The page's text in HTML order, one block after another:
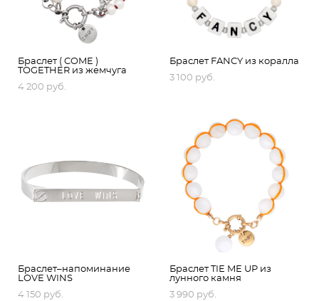
Браслет ( COME )
TOGETHER из жемчуга
4 200 pуб.
Браслет FANCY из коралла
3 100 pуб.
Браслет–напоминание
LOVE WINS
4 150 pуб.
Браслет TIE ME UP из
лунного камня
3 990 pуб.